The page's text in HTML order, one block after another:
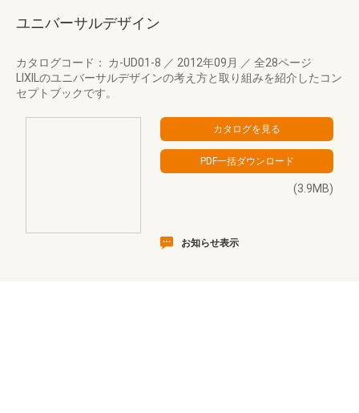
ユニバーサルデザイン
カタログコード： カ-UD01-8 ／ 2012年09月 ／ 全28ページ
LIXILのユニバーサルデザインの考え方と取り組みを紹介したコン
セプトブックです。
(3.9MB)
お知らせ表示